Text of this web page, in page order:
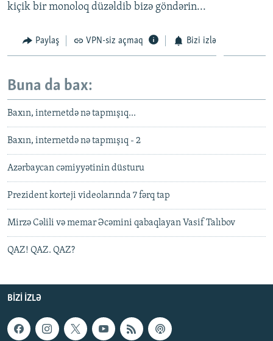
kiçik bir monoloq düzəldib bizə göndərin...
Paylaş VPN-siz açmaq Bizi izlə
Buna da bax:
Baxın, internetdə nə tapmışıq...
Baxın, internetdə nə tapmışıq - 2
Azərbaycan cəmiyyətinin düsturu
Prezident korteji videolarında 7 fərq tap
Mirzə Cəlili və memar Əcəmini qabaqlayan Vasif Talıbov
QAZ! QAZ. QAZ?
BIZI IZLƏ